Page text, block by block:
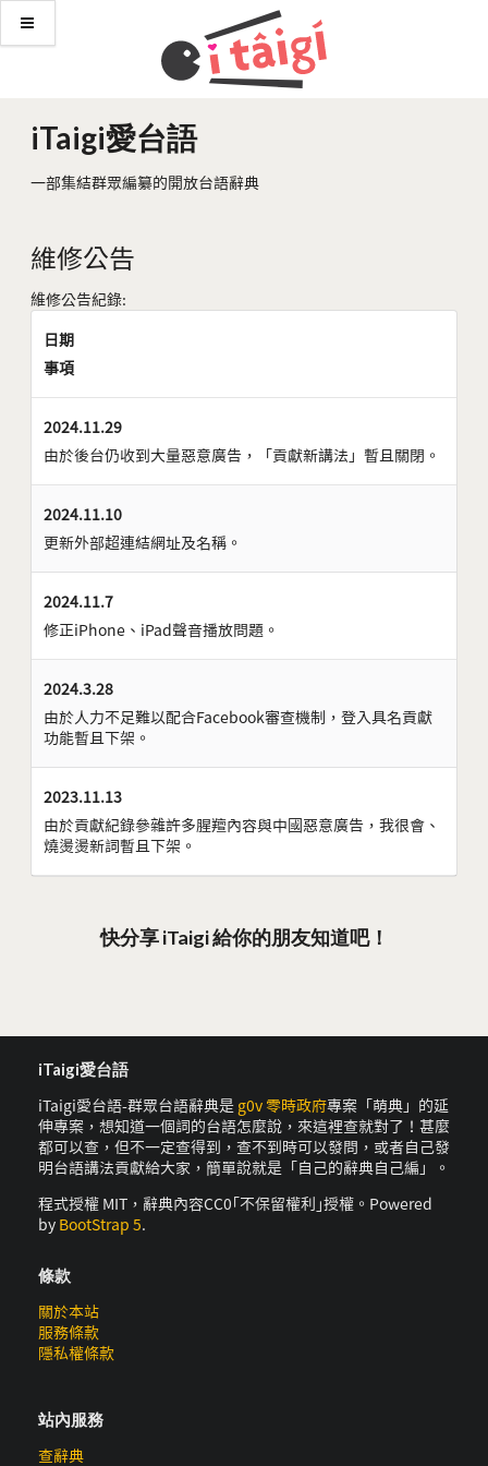
iTaigi愛台語
一部集結群眾編纂的開放台語辭典
維修公告
維修公告紀錄:
日期
事項
2024.11.29
由於後台仍收到大量惡意廣告，「貢獻新講法」暫且關閉。
2024.11.10
更新外部超連結網址及名稱。
2024.11.7
修正iPhone、iPad聲音播放問題。
2024.3.28
由於人力不足難以配合Facebook審查機制，登入具名貢獻
功能暫且下架。
2023.11.13
由於貢獻紀錄參雜許多腥羶內容與中國惡意廣告，我很會、
燒燙燙新詞暫且下架。
快分享 iTaigi 給你的朋友知道吧！
iTaigi愛台語
iTaigi愛台語-群眾台語辭典是 g0v 零時政府專案「萌典」的延
伸專案，想知道一個詞的台語怎麼說，來這裡查就對了！甚麼
都可以查，但不一定查得到，查不到時可以發問，或者自己發
明台語講法貢獻給大家，簡單說就是「自己的辭典自己編」。
程式授權 MIT，辭典內容CC0｢不保留權利｣授權。Powered
by BootStrap 5.
條款
關於本站
服務條款
隱私權條款
站內服務
查辭典